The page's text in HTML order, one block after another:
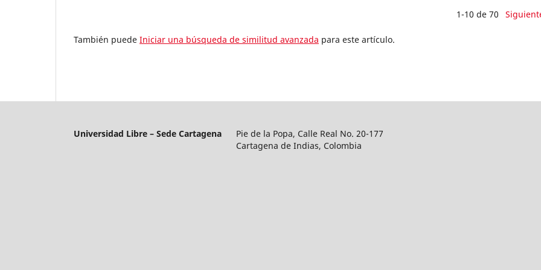
1-10 de 70
También puede Iniciar una búsqueda de similitud avanzada para este artículo.
Universidad Libre – Sede Cartagena
Pie de la Popa, Calle Real No. 20-177
Cartagena de Indias, Colombia